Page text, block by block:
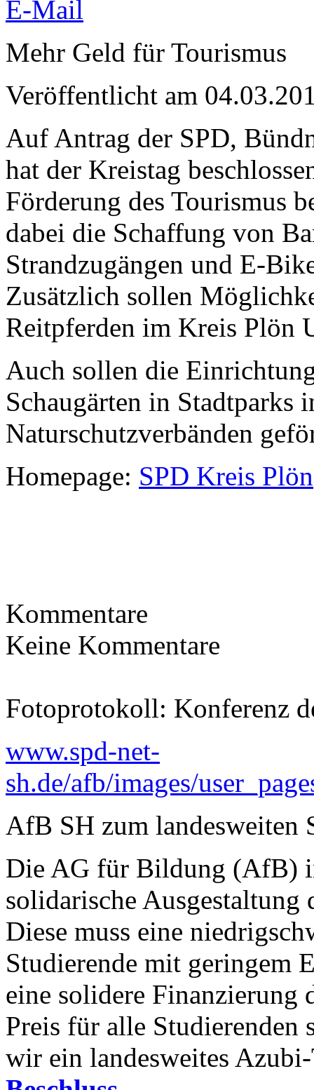
E-Mail
Mehr Geld für Tourismus
Veröffentlicht am
Auf Antrag der SPD,
hat der Kreistag
Förderung des Tourismus
dabei die Schaffung von
Strandzugängen und E-
Zusätzlich sollen
Reitpferden im Kreis Plön
Auch sollen die
Schaugärten in Stadtparks
Naturschutzverbänden
Homepage: SPD Kreis Plön
Kommentare
Keine Kommentare
Fotoprotokoll: Konferenz
www.spd-net-
sh.de/afb/images/
AfB SH zum landesweiten
Die AG für Bildung (AfB)
solidarische Ausgestaltung
Diese muss eine
Studierende mit geringem
eine solidere Finanzierung
Preis für alle Studierenden
wir ein landesweites